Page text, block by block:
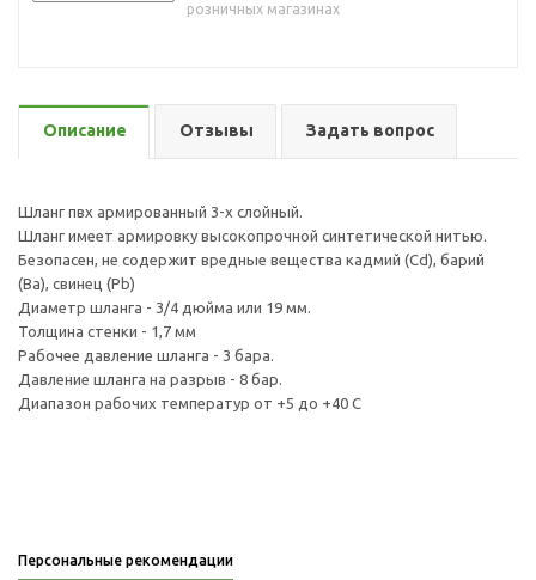
розничных магазинах
Описание Отзывы Задать вопрос
Шланг пвх армированный 3-х слойный.
Шланг имеет армировку высокопрочной синтетической нитью.
Безопасен, не содержит вредные вещества кадмий (Cd), барий
(Ba), свинец (Pb)
Диаметр шланга - 3/4 дюйма или 19 мм.
Толщина стенки - 1,7 мм
Рабочее давление шланга - 3 бара.
Давление шланга на разрыв - 8 бар.
Диапазон рабочих температур от +5 до +40 С
Персональные рекомендации